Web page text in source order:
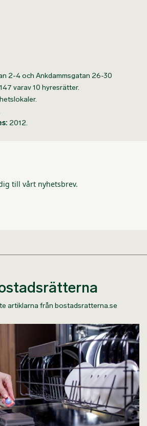
2-4 och Ankdammsgatan 26-30
147 varav 10 hyresrätter.
2012.
till vårt nyhetsbrev.
artiklarna från bostadsratterna.se